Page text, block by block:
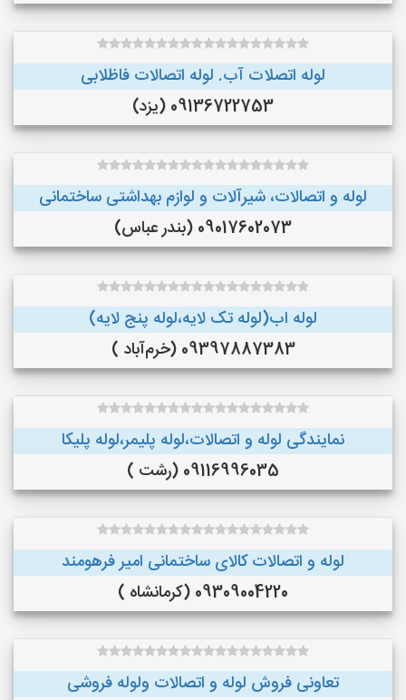
لوله اتصلات آب. لوله اتصالات فاظلابی
09136722753 (یزد)
لوله و اتصالات، شیرآلات و لوازم بهداشتی ساختمانی
09017602073 (بندر عباس)
لوله اب(لوله تک لایه،لوله پنج لایه)
09397887383 (خرم‌آباد )
نمایندگی لوله و اتصالات،لوله پلیمر،لوله پلیکا
09116996035 (رشت )
لوله و اتصالات کالای ساختمانی امیر فرهومند
09309004220 (کرمانشاه )
تعاونی فروش لوله و اتصالات ولوله فروشی